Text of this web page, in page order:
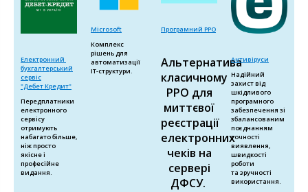
Електронний
бухгалтерський
сервіс
"Дебет Кредит"
Передплатники
електронного
сервісу
отримують
набагато більше,
ніж просто
якісне і
професійне
видання.
Microsoft
Комплекс
рішень для
автоматизації
ІТ-структури.
Програмний РРО
Альтернатива
класичному
РРО для
миттєвої
реєстрації
електронних
чеків на
сервері
ДФСУ.
Антивіруси
Надійний
захист від
шкідливого
програмного
забезпечення зі
збалансованим
поєднанням
точності
виявлення,
швидкості
роботи
та зручності
використання.